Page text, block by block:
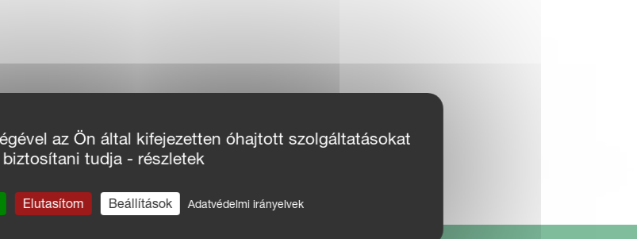
az Ön által kifejezetten óhajtott szolgáltatásokat
biztosítani tudja - részletek
Elutasítom Beállítások Adatvédelmi irányelvek